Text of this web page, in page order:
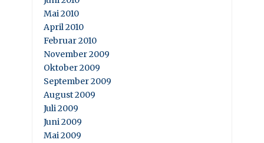
Mai 2010
April 2010
Februar 2010
November 2009
Oktober 2009
September 2009
August 2009
Juli 2009
Juni 2009
Mai 2009